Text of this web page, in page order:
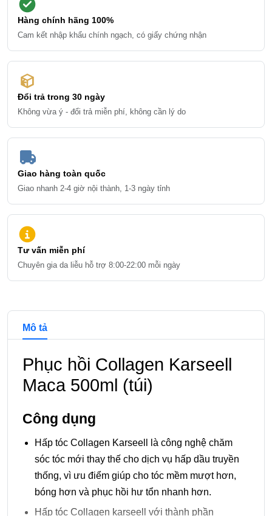
Hàng chính hãng 100%
Cam kết nhập khẩu chính ngạch, có giấy chứng nhận
Đổi trả trong 30 ngày
Không vừa ý - đổi trả miễn phí, không cần lý do
Giao hàng toàn quốc
Giao nhanh 2-4 giờ nội thành, 1-3 ngày tỉnh
Tư vấn miễn phí
Chuyên gia da liễu hỗ trợ 8:00-22:00 mỗi ngày
Chi tiết và đề xuất sản phẩm
Mô tả
Phục hồi Collagen Karseell
Maca 500ml (túi)
Công dụng
Hấp tóc Collagen Karseell là công nghệ chăm
sóc tóc mới thay thế cho dịch vụ hấp dầu truyền
thống, vì ưu điểm giúp cho tóc mềm mượt hơn,
bóng hơn và phục hồi hư tổn nhanh hơn.
Hấp tóc Collagen karseell với thành phần